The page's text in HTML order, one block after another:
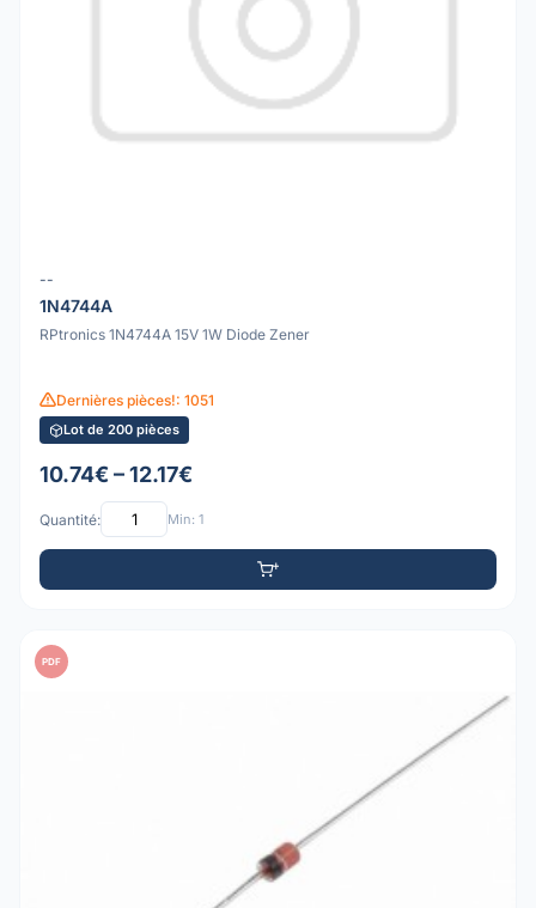
--
1N4744A
RPtronics 1N4744A 15V 1W Diode Zener
Dernières pièces!: 1051
Lot de 200 pièces
10.74€ – 12.17€
Quantité: Min: 1
PDF